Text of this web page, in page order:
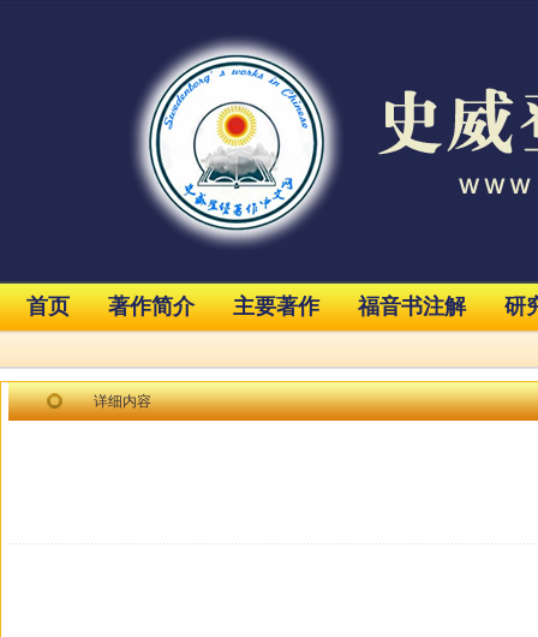
首页 著作简介 主要著作 福音书注解 研
详细内容